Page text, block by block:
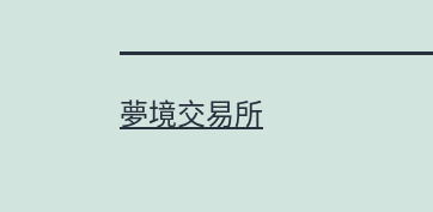
夢境交易所